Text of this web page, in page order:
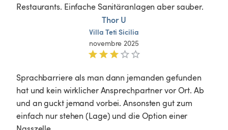
Restaurants. Einfache Sanitäranlagen aber sauber.
Thor U
Villa Teti Sicilia
novembre 2025
Sprachbarriere als man dann jemanden gefunden
hat und kein wirklicher Ansprechpartner vor Ort. Ab
und an guckt jemand vorbei. Ansonsten gut zum
einfach nur stehen (Lage) und die Option einer